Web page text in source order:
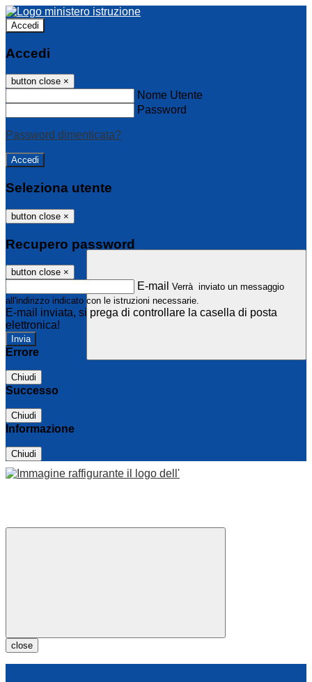
Accedi
Accedi
button close ×
Nome Utente
Password
Password dimenticata?
Seleziona utente
button close ×
Recupero password
button close ×
E-mail Verrà inviato un messaggio
all'indirizzo indicato con le istruzioni necessarie.
E-mail inviata, si prega di controllare la casella di posta
elettronica!
Errore
Chiudi
Successo
Chiudi
Informazione
Chiudi
close